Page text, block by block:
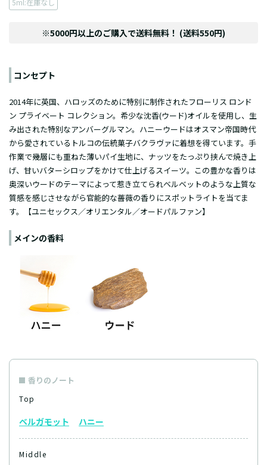
5ml:在庫なし
※5000円以上のご購入で送料無料！ (送料550円)
コンセプト
2014年に英国、ハロッズのために特別に制作されたフローリス ロンド
ン プライベート コレクション。希少な沈香(ウード)オイルを使用し、生
み出された特別なアンバーグルマン。ハニーウードはオスマン帝国時代
から愛されているトルコの伝統菓子バクラヴァに着想を得ています。手
作業で幾層にも重ねた薄いパイ生地に、ナッツをたっぷり挟んで焼き上
げ、甘いバターシロップをかけて仕上げるスイーツ。この豊かな香りは
奥深いウードのテーマによって惹き立てられベルベットのような上質な
質感を感じさせながら官能的な薔薇の香りにスポットライトを当てま
す。【ユニセックス／オリエンタル／オードパルファン】
メインの香料
香りのノート
Top
ベルガモット ハニー
Middle